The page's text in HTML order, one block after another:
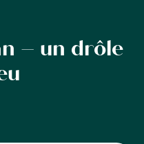
– un drôle